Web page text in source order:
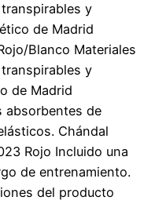
y
de Madrid
Blanco Materiales
y
de Madrid
absorbentes de
Chándal
Rojo Incluido una
de entrenamiento.
del producto